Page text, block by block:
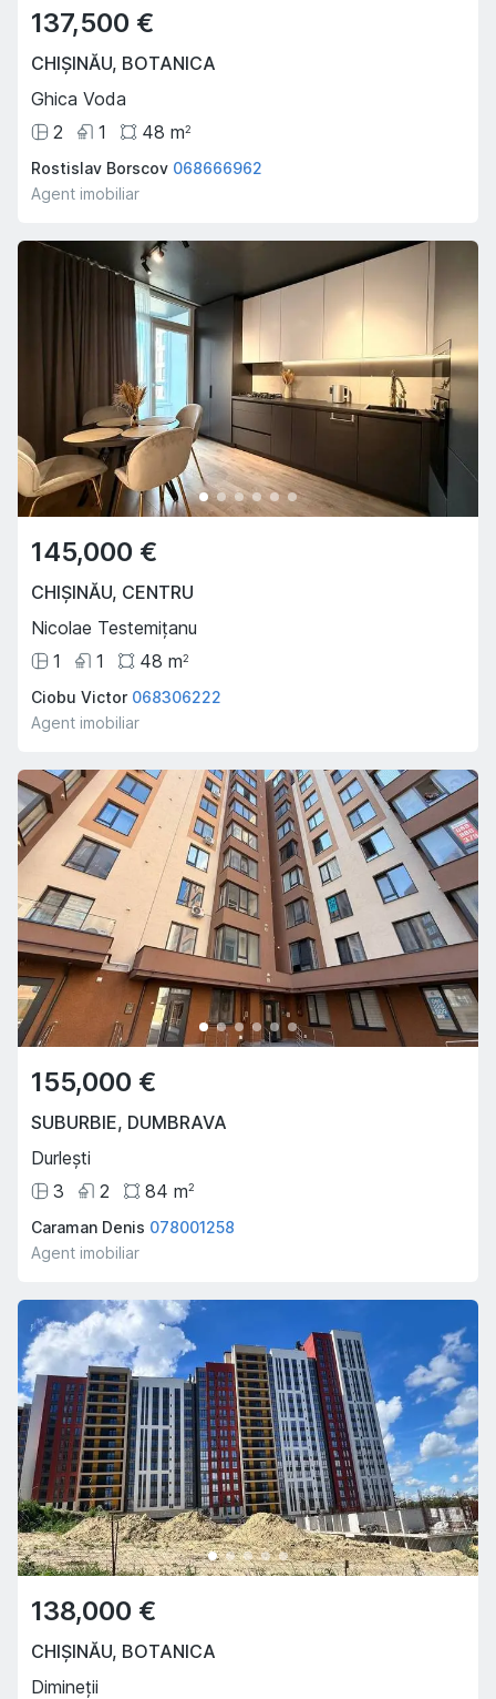
137,500 €
CHIȘINĂU, BOTANICA
Ghica Voda
2
1 48 m2
Rostislav Borscov 068666962
Agent imobiliar
145,000 €
CHIȘINĂU, CENTRU
Nicolae Testemițanu
1
1 48 m2
Ciobu Victor 068306222
Agent imobiliar
155,000 €
SUBURBIE, DUMBRAVA
Durlești
3
2 84 m2
Caraman Denis 078001258
Agent imobiliar
138,000 €
CHIȘINĂU, BOTANICA
Dimineții